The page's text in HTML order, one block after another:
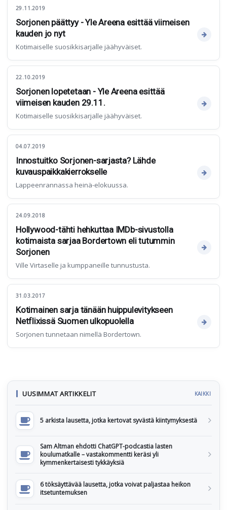
29.11.2019
Sorjonen päättyy - Yle Areena esittää viimeisen
kauden jo nyt
Kotimaiselle suosikkisarjalle jäähyväiset.
22.10.2019
Sorjonen lopetetaan - Yle Areena esittää
viimeisen kauden 29.11.
Kotimaiselle suosikkisarjalle jäähyväiset.
04.07.2019
Innostuitko Sorjonen-sarjasta? Lähde
kuvauspaikkakierrokselle
Lappeenrannassa heinä-elokuussa.
24.09.2018
Hollywood-tähti hehkuttaa IMDb-sivustolla
kotimaista sarjaa Bordertown eli tutummin
Sorjonen
Ville Virtaselle ja kumppaneille tunnustusta.
31.03.2017
Kotimainen sarja tänään huippulevitykseen
Netflixissä Suomen ulkopuolella
Sorjonen tunnetaan nimellä Bordertown.
UUSIMMAT ARTIKKELIT KAIKKI
5 arkista lausetta, jotka kertovat syvästä kiintymyksestä
Sam Altman ehdotti ChatGPT-podcastia lasten
koulumatkalle – vastakommentti keräsi yli
kymmenkertaisesti tykkäyksiä
6 töksäyttävää lausetta, jotka voivat paljastaa heikon
itsetuntemuksen